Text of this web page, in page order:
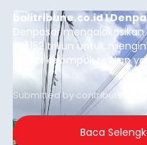
balitribune.co.id I
Denpasar
Rp1,152 triliun untuk
warga kelompok rentan
garis kemiskinan.
guna menjaga
kelompok desil 5 dan 6
merosot ke kategori
Submitted by contributor
Baca